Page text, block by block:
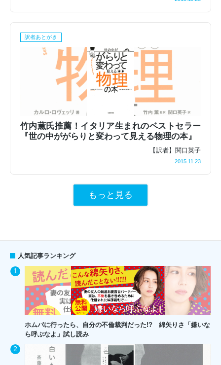
訳者あとがき
竹内薫氏推薦！イタリア生まれのベストセラー
『世の中ががらりと変わって見える物理の本』
【訳者】関口英子
2015.11.23
もっと見る
人気記事ランキング
ホムパに行ったら、自分の不倫裁判だった!? 綿矢りさ「嫌いな
ら呼ぶなよ」試し読み